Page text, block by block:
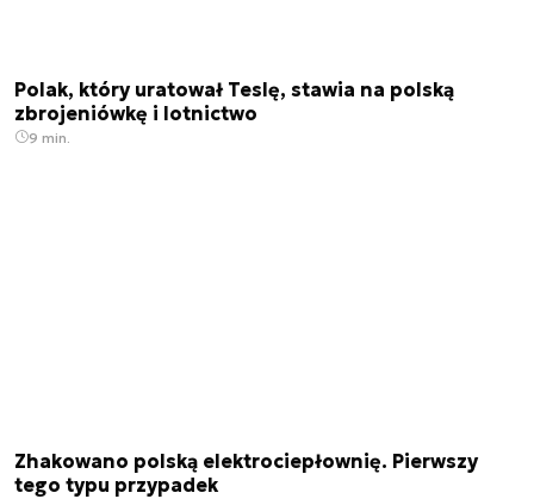
Polak, który uratował Teslę, stawia na polską
zbrojeniówkę i lotnictwo
9 min.
Zhakowano polską elektrociepłownię. Pierwszy
tego typu przypadek